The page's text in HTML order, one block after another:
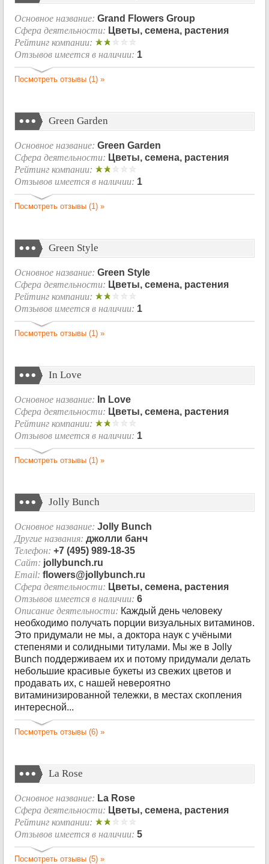
Основное название: Grand Flowers Group
Сфера деятельности: Цветы, семена, растения
Рейтинг компании:
Отзывов имеется в наличии: 1
Посмотреть отзывы (1) »
Green Garden
Основное название: Green Garden
Сфера деятельности: Цветы, семена, растения
Рейтинг компании:
Отзывов имеется в наличии: 1
Посмотреть отзывы (1) »
Green Style
Основное название: Green Style
Сфера деятельности: Цветы, семена, растения
Рейтинг компании:
Отзывов имеется в наличии: 1
Посмотреть отзывы (1) »
In Love
Основное название: In Love
Сфера деятельности: Цветы, семена, растения
Рейтинг компании:
Отзывов имеется в наличии: 1
Посмотреть отзывы (1) »
Jolly Bunch
Основное название: Jolly Bunch
Другие названия: джолли банч
Телефон: +7 (495) 989-18-35
Сайт: jollybunch.ru
Email: flowers@jollybunch.ru
Сфера деятельности: Цветы, семена, растения
Отзывов имеется в наличии: 6
Описание деятельности: Каждый день человеку
необходимо получать порции визуальных витаминов.
Это придумали не мы, а доктора наук с учёными
степенями и солидными титулами. Мы же в Jolly
Bunch поддерживаем их и потому придумали делать
небольшие красивые букеты из свежих цветов и
продавать их, с нашей невероятно
витаминизированной тележки, в местах скопления
интересной...
Посмотреть отзывы (6) »
La Rose
Основное название: La Rose
Сфера деятельности: Цветы, семена, растения
Рейтинг компании:
Отзывов имеется в наличии: 5
Посмотреть отзывы (5) »